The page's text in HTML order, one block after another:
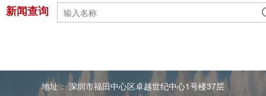
新闻查询
地址： 深圳市福田中心区卓越世纪中心1号楼37层